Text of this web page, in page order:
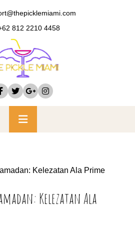
812 2210 4458
Primary
Menu
Kelezatan Ala Prime
Kelezatan Ala